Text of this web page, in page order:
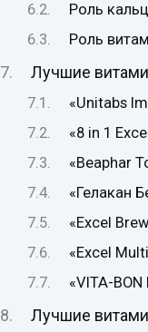
Роль
Роль
Лучшие
«Unitabs
«8 in 1
«Beaphar
«Гелакан
«Excel
«Excel
«VITA-
Лучшие